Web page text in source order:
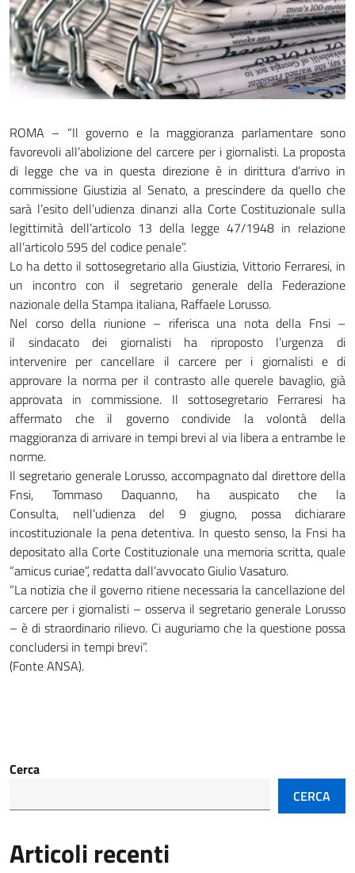
ROMA – “Il governo e la maggioranza parlamentare sono
favorevoli all’abolizione del carcere per i giornalisti. La proposta
di legge che va in questa direzione è in dirittura d’arrivo in
commissione Giustizia al Senato, a prescindere da quello che
sarà l’esito dell’udienza dinanzi alla Corte Costituzionale sulla
legittimità dell’articolo 13 della legge 47/1948 in relazione
all’articolo 595 del codice penale”.
Lo ha detto il sottosegretario alla Giustizia, Vittorio Ferraresi, in
un incontro con il segretario generale della Federazione
nazionale della Stampa italiana, Raffaele Lorusso.
Nel corso della riunione – riferisca una nota della Fnsi –
il sindacato dei giornalisti ha riproposto l’urgenza di
intervenire per cancellare il carcere per i giornalisti e di
approvare la norma per il contrasto alle querele bavaglio, già
approvata in commissione. Il sottosegretario Ferraresi ha
affermato che il governo condivide la volontà della
maggioranza di arrivare in tempi brevi al via libera a entrambe le
norme.
Il segretario generale Lorusso, accompagnato dal direttore della
Fnsi, Tommaso Daquanno, ha auspicato che la
Consulta, nell’udienza del 9 giugno, possa dichiarare
incostituzionale la pena detentiva. In questo senso, la Fnsi ha
depositato alla Corte Costituzionale una memoria scritta, quale
“amicus curiae”, redatta dall’avvocato Giulio Vasaturo.
“La notizia che il governo ritiene necessaria la cancellazione del
carcere per i giornalisti – osserva il segretario generale Lorusso
– è di straordinario rilievo. Ci auguriamo che la questione possa
concludersi in tempi brevi”.
(Fonte ANSA).
Cerca
CERCA
Articoli recenti